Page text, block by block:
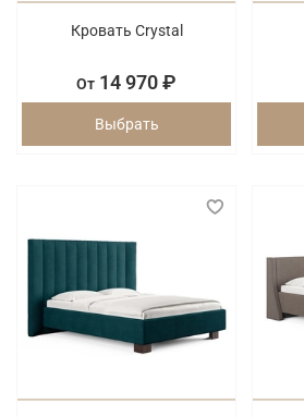
Кровать Crystal
От 14 970 ₽
Выбрать